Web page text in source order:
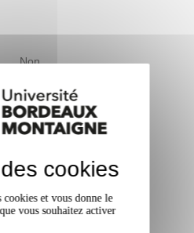
Non
Non
cookies
cookies et vous donne le
vous souhaitez activer